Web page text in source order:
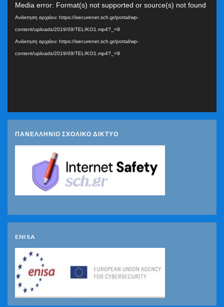
Media error: Format(s) not supported or source(s) not found
Ανάκτηση αρχείου: https://isecurenet.sch.gr/portal/wp-
content/uploads/2019/09/TELIKO1.mp4?_=9
Ανάκτηση αρχείου: https://isecurenet.sch.gr/portal/wp-
content/uploads/2019/09/TELIKO1.mp4?_=9
ΠΑΝΕΛΛΗΝΙΟ ΣΧΟΛΙΚΟ ΔΙΚΤΥΟ
ENISA